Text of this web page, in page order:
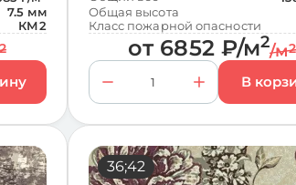
7.5 мм
КМ2
2
Общая высота
Класс пожарной опасности
от 6852₽/м2/м2
36;42